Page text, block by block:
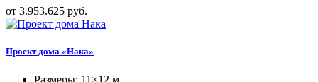
от 3.953.625 руб.
Проект дома «Нака»
Размеры: 11×12 м